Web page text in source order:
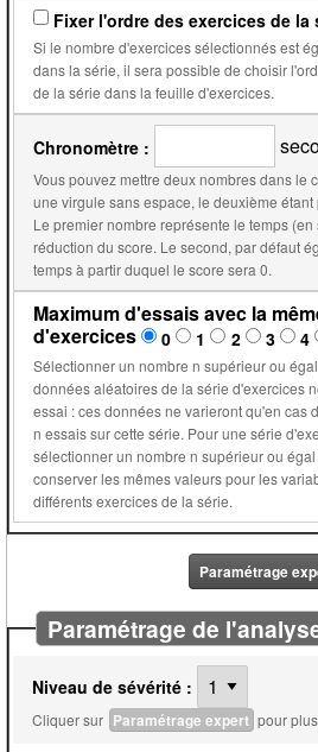
Fixer l'ordre des exercices de la
Si le nombre d'exercices sélectionnés est
dans la série, il sera possible de choisir l'ordre au moment de l'insertion
de la série dans la feuille d'exercices.
Chronomètre :
Vous pouvez mettre deux nombres dans le
une virgule sans espace, le deuxième
Le premier nombre représente le temps
réduction du score. Le second, par défaut égal au premier, représente le
temps à partir duquel le score sera 0.
Maximum d'essais avec la
d'exercices
0 1 2 3 4
Sélectionner un nombre n supérieur ou égal à 2
données aléatoires de la série d'exercices
essai : ces données ne varieront qu'en cas de bonne réponse ou après
n essais sur cette série. Pour une série d'exercices dont l'ordre est fixé,
sélectionner un nombre n supérieur ou égal à 1 permet de
conserver les mêmes valeurs pour les
différents exercices de la série.
Paramétrage
Paramétrage de
Niveau de sévérité :
Cliquer sur Paramétrage expert pour